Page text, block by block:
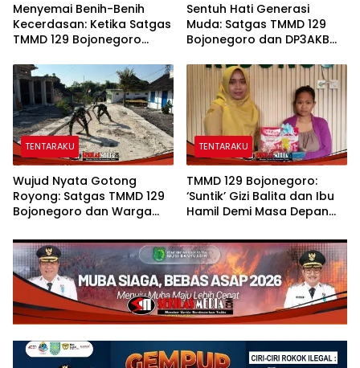
Menyemai Benih-Benih
Kecerdasan: Ketika Satgas
TMMD 129 Bojonegoro
Anak-Anak Kesongo
Sentuh Hati Generasi
Muda: Satgas TMMD 129
Bojonegoro dan DP3AKB
Kesehatan Reproduksi di
Kesongo
TENTARAKU
Wujud Nyata Gotong
Royong: Satgas TMMD 129
Bojonegoro dan Warga
Drainase demi Keawetan
Jalan Desa
TENTARAKU
TMMD 129 Bojonegoro:
‘Suntik’ Gizi Balita dan Ibu
Hamil Demi Masa Depan